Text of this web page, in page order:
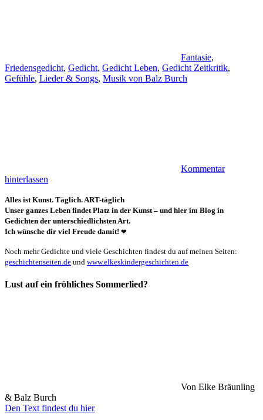
Fantasie,
Friedensgedicht, Gedicht, Gedicht Leben, Gedicht Zeitkritik,
Gefühle, Lieder & Songs, Musik von Balz Burch
Kommentar
hinterlassen
Alles ist Kunst. Täglich. ART-täglich
Unser ganzes Leben findet Platz in der Kunst – und hier im Blog in
Gedichten der unterschiedlichsten Art.
Ich wünsche dir viel Freude damit! ❤
Noch mehr Gedichte und viele Geschichten findest du auf meinen Seiten:
geschichtenseiten.de und www.elkeskindergeschichten.de
Lust auf ein fröhliches Sommerlied?
Von Elke Bräunling
& Balz Burch
Den Text findest du hier